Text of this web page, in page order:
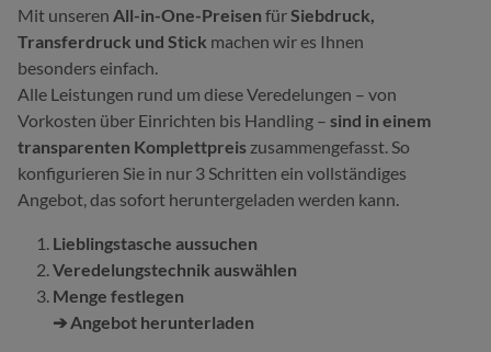
Mit unseren All-in-One-Preisen fürSiebdruck,
Transferdruck und Stick machen wir es Ihnen
besonders einfach.
Alle Leistungen rund um diese Veredelungen – von
Vorkosten über Einrichten bis Handling – sind in einem
transparenten Komplettpreis zusammengefasst. So
konfigurieren Sie in nur 3 Schritten ein vollständiges
Angebot, das sofort heruntergeladen werden kann.
Lieblingstasche aussuchen
Veredelungstechnik auswählen
Menge festlegen
➔ Angebot herunterladen